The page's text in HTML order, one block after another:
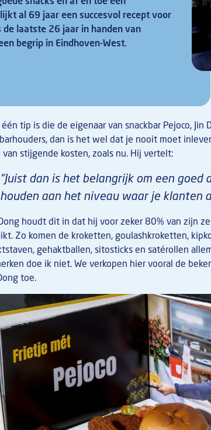
al 69 jaar een succesvol recept voor
de laatste 26 jaar in handen van
begrip in Eindhoven-West.
tip is die de eigenaar van snackbar Pejoco, Jin
dan is het wel dat je nooit moet
stijgende kosten, zoals nu. Hij vertelt:
“Juist dan is het belangrijk om een
houden aan het niveau waar je klanten
houdt dit in dat hij voor zeker 80% van zijn
Zo komen de kroketten, goulashkroketten,
gehaktballen, sitosticks en satérollen
doe ik niet. We verkopen hier vooral de
toe.